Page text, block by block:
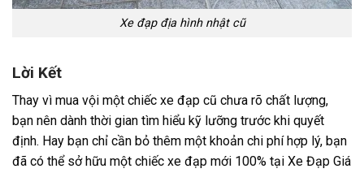
Xe đạp địa hình nhật cũ
Lời Kết
Thay vì mua vội một chiếc xe đạp cũ chưa rõ chất lượng,
bạn nên dành thời gian tìm hiểu kỹ lưỡng trước khi quyết
định. Hay bạn chỉ cần bỏ thêm một khoản chi phí hợp lý, bạn
đã có thể sở hữu một chiếc xe đạp mới 100% tại Xe Đạp Giá